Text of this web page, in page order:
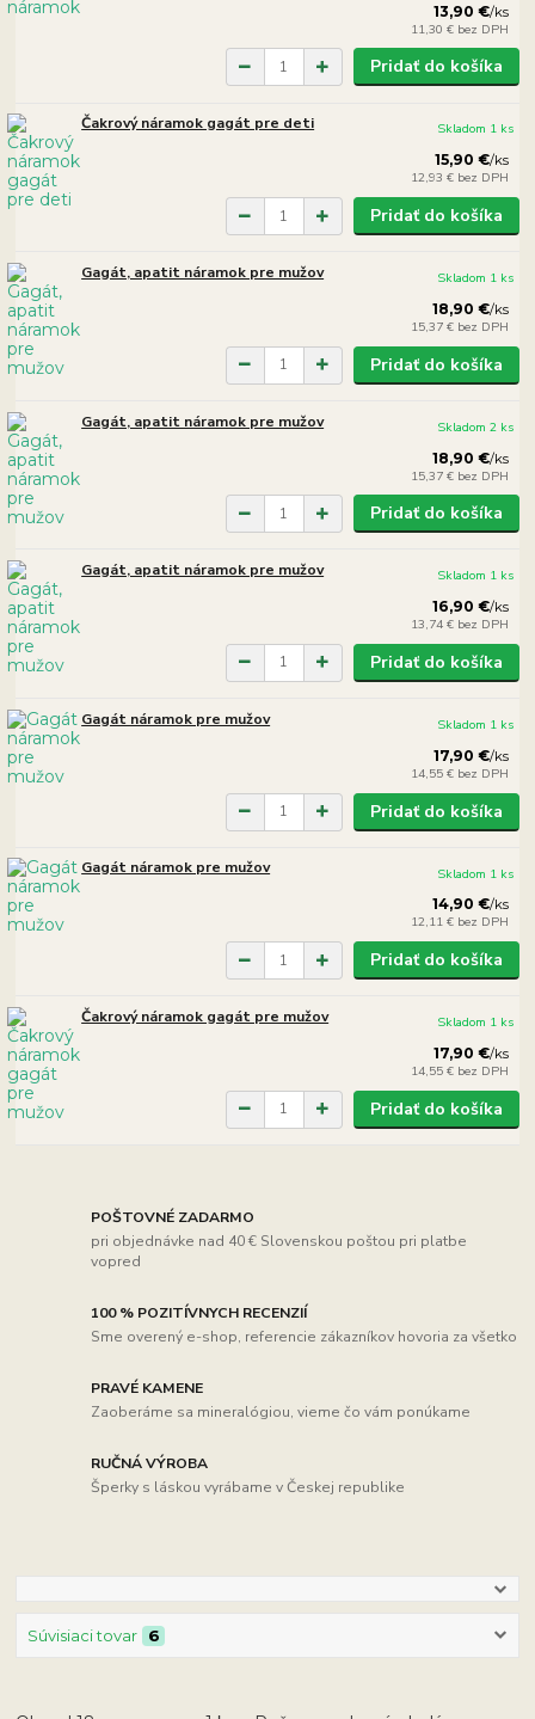
13,90 €/ks
11,30 € bez DPH
Pridať do košíka
Čakrový náramok gagát pre deti
15,90 €/ks
12,93 € bez DPH
Skladom 1 ks
Pridať do košíka
Gagát, apatit náramok pre mužov
18,90 €/ks
15,37 € bez DPH
Skladom 1 ks
Pridať do košíka
Gagát, apatit náramok pre mužov
18,90 €/ks
15,37 € bez DPH
Skladom 2 ks
Pridať do košíka
Gagát, apatit náramok pre mužov
16,90 €/ks
13,74 € bez DPH
Skladom 1 ks
Pridať do košíka
Gagát náramok pre mužov
17,90 €/ks
14,55 € bez DPH
Skladom 1 ks
Pridať do košíka
Gagát náramok pre mužov
14,90 €/ks
12,11 € bez DPH
Skladom 1 ks
Pridať do košíka
Čakrový náramok gagát pre mužov
17,90 €/ks
14,55 € bez DPH
Skladom 1 ks
Pridať do košíka
POŠTOVNÉ ZADARMO
pri objednávke nad 40 € Slovenskou poštou pri platbe
vopred
100 % POZITÍVNYCH RECENZIÍ
Sme overený e-shop, referencie zákazníkov hovoria za všetko
PRAVÉ KAMENE
Zaoberáme sa mineralógiou, vieme čo vám ponúkame
RUČNÁ VÝROBA
Šperky s láskou vyrábame v Českej republike
Súvisiaci tovar 6